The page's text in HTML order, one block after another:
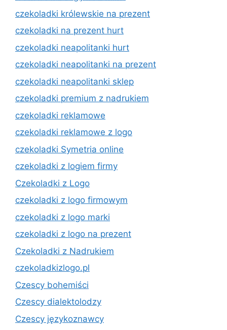
czekoladki królewskie na prezent
czekoladki na prezent hurt
czekoladki neapolitanki hurt
czekoladki neapolitanki na prezent
czekoladki neapolitanki sklep
czekoladki premium z nadrukiem
czekoladki reklamowe
czekoladki reklamowe z logo
czekoladki Symetria online
czekoladki z logiem firmy
Czekoladki z Logo
czekoladki z logo firmowym
czekoladki z logo marki
czekoladki z logo na prezent
Czekoladki z Nadrukiem
czekoladkizlogo.pl
Czescy bohemiści
Czescy dialektolodzy
Czescy językoznawcy